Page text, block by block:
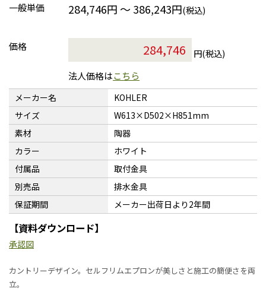
一般単価
284,746円 ～ 386,243円(税込)
価格
円(税込)
法人価格はこちら
メーカー名
KOHLER
サイズ
W613×D502×H851mm
素材
陶器
カラー
ホワイト
付属品
取付金具
別売品
排水金具
保証期間
メーカー出荷日より2年間
【資料ダウンロード】
承認図
カントリーデザイン。セルフリムエプロンが美しさと施工の簡便さを両
立。